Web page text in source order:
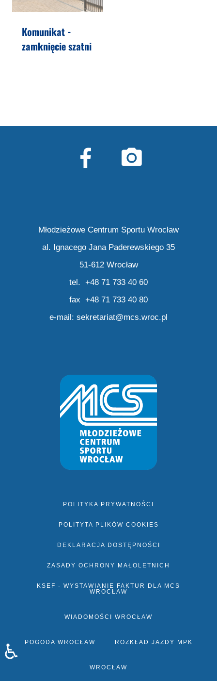
Komunikat -
zamknięcie szatni
Młodzieżowe Centrum Sportu Wrocław
al. Ignacego Jana Paderewskiego 35
51-612 Wrocław
tel. +48 71 733 40 60
fax +48 71 733 40 80
e-mail: sekretariat@mcs.wroc.pl
POLITYKA PRYWATNOŚCI
POLITYTA PLIKÓW COOKIES
DEKLARACJA DOSTĘPNOŚCI
ZASADY OCHRONY MAŁOLETNICH
KSEF - WYSTAWIANIE FAKTUR DLA MCS
WROCŁAW
WIADOMOŚCI WROCŁAW
POGODA WROCŁAW ROZKŁAD JAZDY MPK
WROCŁAW